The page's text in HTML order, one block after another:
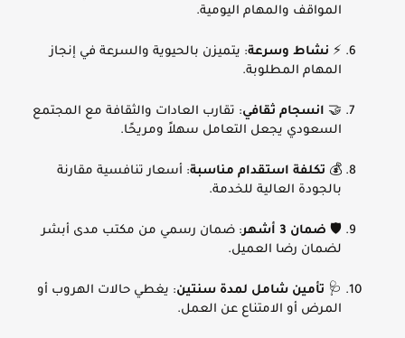
المواقف والمهام اليومية.
⚡ نشاط وسرعة: يتميزن بالحيوية والسرعة في إنجاز
المهام المطلوبة.
🤝 انسجام ثقافي: تقارب العادات والثقافة مع المجتمع
السعودي يجعل التعامل سهلاً ومريحًا.
💰 تكلفة استقدام مناسبة: أسعار تنافسية مقارنة
بالجودة العالية للخدمة.
🛡️ ضمان 3 أشهر
: ضمان رسمي من مكتب مدى أبشر
لضمان رضا العميل.
🩺 تأمين شامل لمدة سنتين: يغطي حالات الهروب أو
المرض أو الامتناع عن العمل.